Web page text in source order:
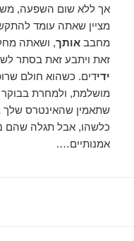
אך ללא שום השפעה,
מציין שאתה עומד
מחבבאותך, ושאתה
זאת ויתבע זאת בסתר
ידידים. כשהוא חולם
מושלמת, ולמחרת
שתאמין שהאינטרס שלך
כלשהו, ​​אבל תגלה שהם
אמנותיים….